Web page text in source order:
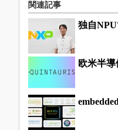
関連記事
独自
欧米半